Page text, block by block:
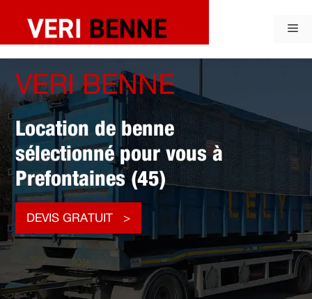
contenu
VERI BENNE
Location de benne
sélectionné pour vous à
Prefontaines (45)
DEVIS GRATUIT